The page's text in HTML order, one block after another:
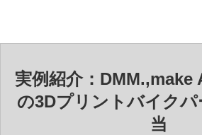
実例紹介：DMM.,make
の3Dプリントバイク
当